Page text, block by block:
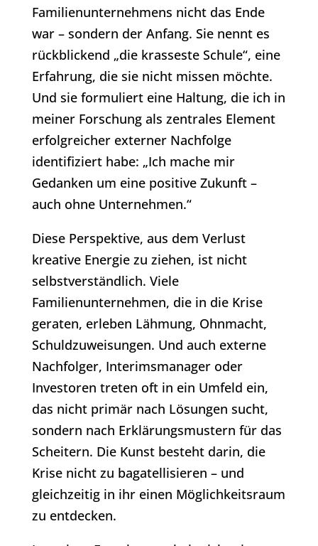
Familienunternehmens nicht das Ende
war – sondern der Anfang. Sie nennt es
rückblickend „die krasseste Schule“, eine
Erfahrung, die sie nicht missen möchte.
Und sie formuliert eine Haltung, die ich in
meiner Forschung als zentrales Element
erfolgreicher externer Nachfolge
identifiziert habe: „Ich mache mir
Gedanken um eine positive Zukunft –
auch ohne Unternehmen.“
Diese Perspektive, aus dem Verlust
kreative Energie zu ziehen, ist nicht
selbstverständlich. Viele
Familienunternehmen, die in die Krise
geraten, erleben Lähmung, Ohnmacht,
Schuldzuweisungen. Und auch externe
Nachfolger, Interimsmanager oder
Investoren treten oft in ein Umfeld ein,
das nicht primär nach Lösungen sucht,
sondern nach Erklärungsmustern für das
Scheitern. Die Kunst besteht darin, die
Krise nicht zu bagatellisieren – und
gleichzeitig in ihr einen Möglichkeitsraum
zu entdecken.